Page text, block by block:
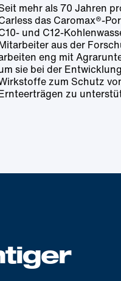
mehr als 70 Jahren
das Caromax®-
und C12-
aus der
eng mit
sie bei der
zum Schutz
zu